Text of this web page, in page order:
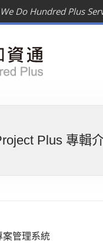
We Do Hundred Plus
Plus 專輯
管理系統